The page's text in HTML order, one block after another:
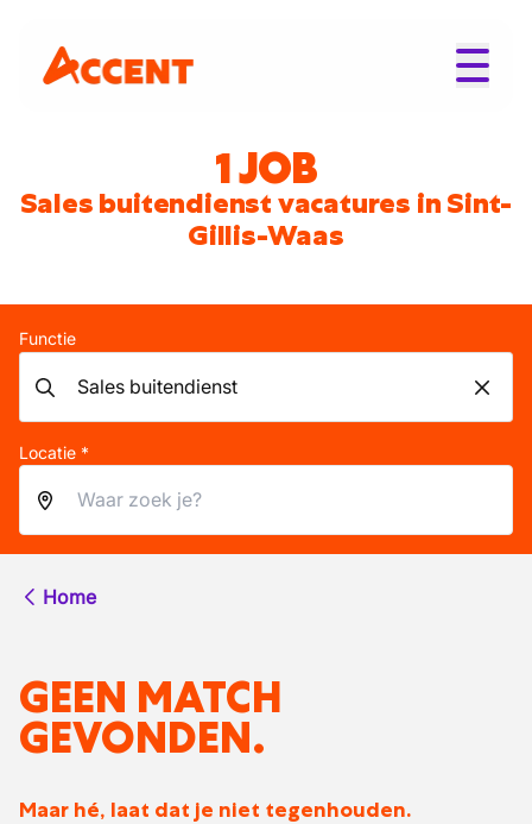
1 JOB
Sales buitendienst vacatures in Sint-
Gillis-Waas
Functie
Locatie *
Home
GEEN MATCH
GEVONDEN.
Maar hé, laat dat je niet tegenhouden.